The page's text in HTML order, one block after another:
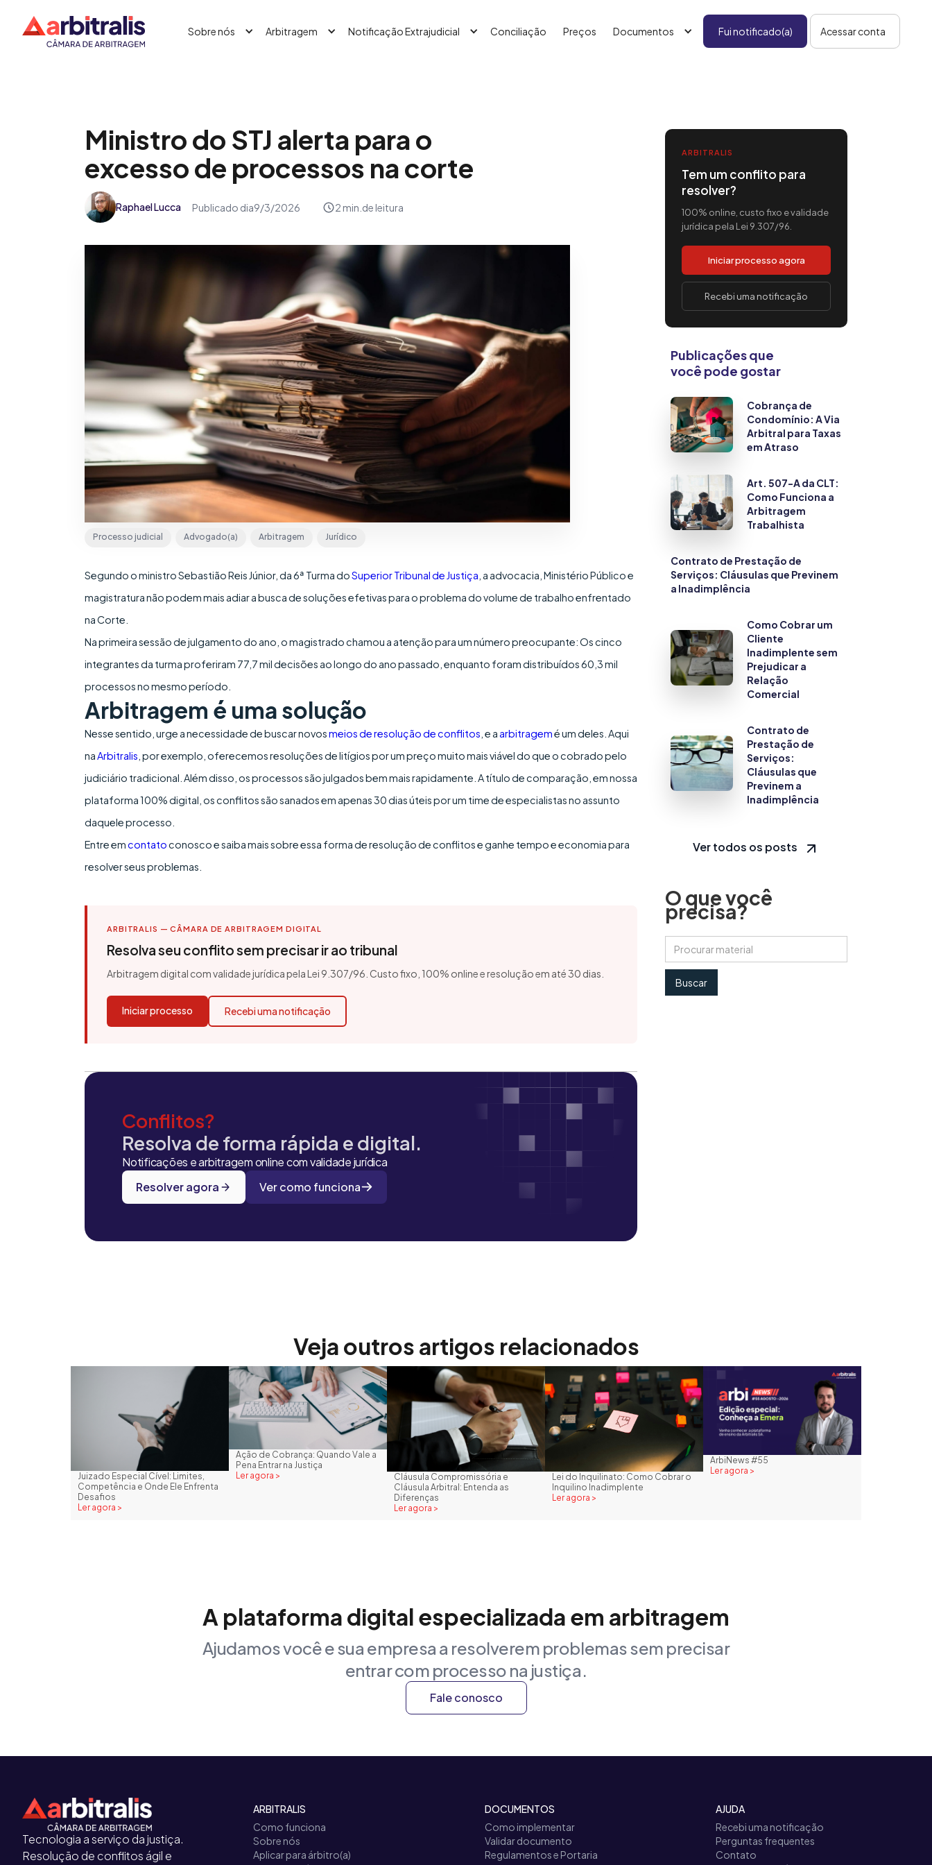
Sobre nós Arbitragem Notificação Extrajudicial Conciliação Preços Documentos Fui notificado(a) Acessar conta
Ministro do STJ alerta para o
excesso de processos na corte
Raphael Lucca Publicado dia9/3/2026 2 min. de leitura
Processo judicial Advogado(a) Arbitragem Jurídico
Segundo o ministro Sebastião Reis Júnior, da 6ª Turma doSuperior Tribunal de Justiça , a advocacia, Ministério Público e
magistratura não podem mais adiar a busca de soluções efetivas para o problema do volume de trabalho enfrentado
na Corte.
Na primeira sessão de julgamento do ano, o magistrado chamou a atenção para um número preocupante: Os cinco
integrantes da turma proferiram 77,7 mil decisões ao longo do ano passado, enquanto foram distribuídos 60,3 mil
processos no mesmo período.
Arbitragem é uma solução
Nesse sentido, urge a necessidade de buscar novosmeios de resolução de conflitos , e a arbitragemé um deles. Aqui
naArbitralis , por exemplo, oferecemos resoluções de litígios por um preço muito mais viável do que o cobrado pelo
judiciário tradicional. Além disso, os processos são julgados bem mais rapidamente. A título de comparação, em nossa
plataforma 100% digital, os conflitos são sanados em apenas 30 dias úteis por um time de especialistas no assunto
daquele processo.
Entre emcontatoconosco e saiba mais sobre essa forma de resolução de conflitos e ganhe tempo e economia para
resolver seus problemas.
ARBITRALIS — CÂMARA DE ARBITRAGEM DIGITAL
Resolva seu conflito sem precisar ir ao tribunal
Arbitragem digital com validade jurídica pela Lei 9.307/96. Custo fixo, 100% online e resolução em até 30 dias.
Iniciar processo Recebi uma notificação
Conflitos?
Resolva de forma rápida e digital.
Notificações e arbitragem online com validade jurídica
Resolver agora
Ver como funciona
ARBITRALIS
Tem um conflito para
resolver?
100% online, custo fixo e validade
jurídica pela Lei 9.307/96.
Iniciar processo agora
Recebi uma notificação
Publicações que
você pode gostar
Cobrança de
Condomínio: A Via
Arbitral para Taxas
em Atraso
Art. 507-A da CLT:
Como Funciona a
Arbitragem
Trabalhista
Contrato de Prestação de
Serviços: Cláusulas que Previnem
a Inadimplência
Como Cobrar um
Cliente
Inadimplente sem
Prejudicar a
Relação
Comercial
Contrato de
Prestação de
Serviços:
Cláusulas que
Previnem a
Inadimplência
Ver todos os posts
O que você
precisa?
Veja outros artigos relacionados
Juizado Especial Cível: Limites,
Competência e Onde Ele Enfrenta
Desafios
Ler agora >
Ação de Cobrança: Quando Vale a
Pena Entrar na Justiça
Ler agora >
Cláusula Compromissória e
Cláusula Arbitral: Entenda as
Diferenças
Ler agora >
Lei do Inquilinato: Como Cobrar o
Inquilino Inadimplente
Ler agora >
ArbiNews #55
Ler agora >
A plataforma digital especializada em arbitragem
Ajudamos você e sua empresa a resolverem problemas sem precisar
entrar com processo na justiça.
Fale conosco
Tecnologia a serviço da justiça.
Resolução de conflitos ágil e
ARBITRALIS
Como funciona
Sobre nós
Aplicar para árbitro(a)
DOCUMENTOS
Como implementar
Validar documento
Regulamentos e Portaria
AJUDA
Recebi uma notificação
Perguntas frequentes
Contato